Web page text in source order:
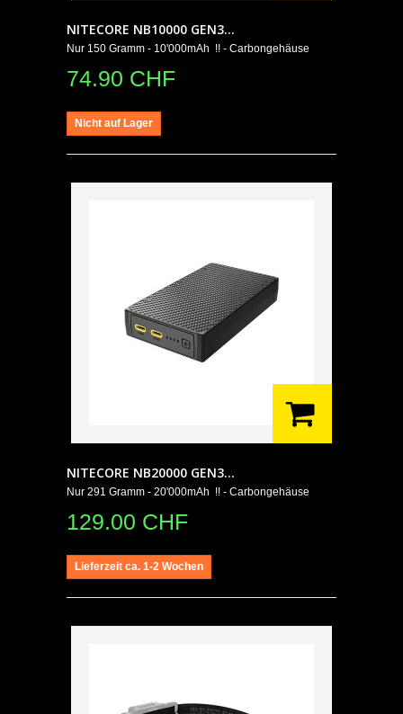
NITECORE NB10000 GEN3...
Nur 150 Gramm - 10'000mAh !! - Carbongehäuse
74.90 CHF
Nicht auf Lager
NITECORE NB20000 GEN3...
Nur 291 Gramm - 20'000mAh !! - Carbongehäuse
129.00 CHF
Lieferzeit ca. 1-2 Wochen